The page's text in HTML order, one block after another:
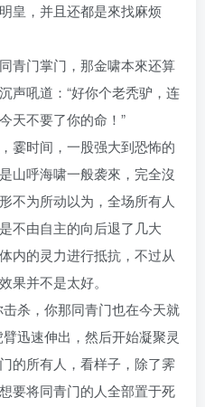
皇，并且还都是來找麻烦
青门掌门，那金啸本來还算
声吼道：“好你个老秃驴，连
天不要了你的命！”
霎时间，一股强大到恐怖的
山呼海啸一般袭來，完全沒
不为所动以为，全场所有人
不由自主的向后退了几大
内的灵力进行抵抗，不过从
果并不是太好。
杀，你那同青门也在今天就
迅速伸出，然后开始凝聚灵
的所有人，看样子，除了霁
要将同青门的人全部置于死